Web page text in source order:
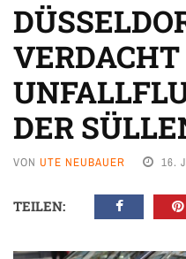
DER
VON UTE NEUBAUER 16.
TEILEN: